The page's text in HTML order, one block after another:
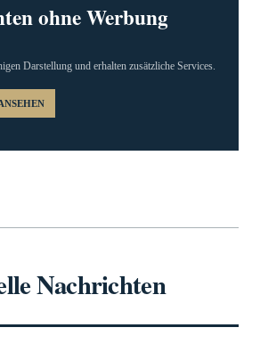
ohne Werbung
Darstellung und erhalten zusätzliche Services.
Nachrichten